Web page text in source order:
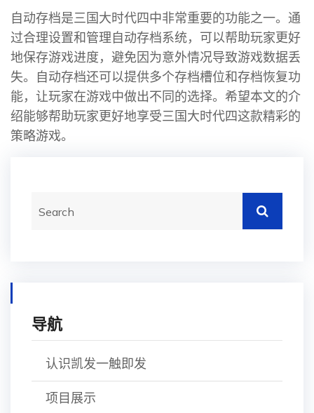
自动存档是三国大时代四中非常重要的功能之一。通
过合理设置和管理自动存档系统，可以帮助玩家更好
地保存游戏进度，避免因为意外情况导致游戏数据丢
失。自动存档还可以提供多个存档槽位和存档恢复功
能，让玩家在游戏中做出不同的选择。希望本文的介
绍能够帮助玩家更好地享受三国大时代四这款精彩的
策略游戏。
导航
认识凯发一触即发
项目展示